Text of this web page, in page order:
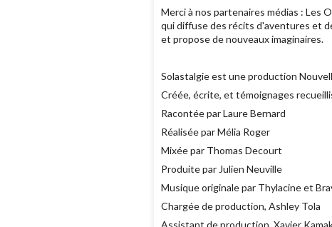
Merci à nos partenaires médias : Les
qui diffuse des récits d'aventures et
et propose de nouveaux imaginaires.
Solastalgie est une production
Créée, écrite, et témoignages
Racontée par Laure Bernard
Réalisée par Mélia Roger
Mixée par Thomas Decourt
Produite par Julien Neuville
Musique originale par Thylacine et
Chargée de production, Ashley Tola